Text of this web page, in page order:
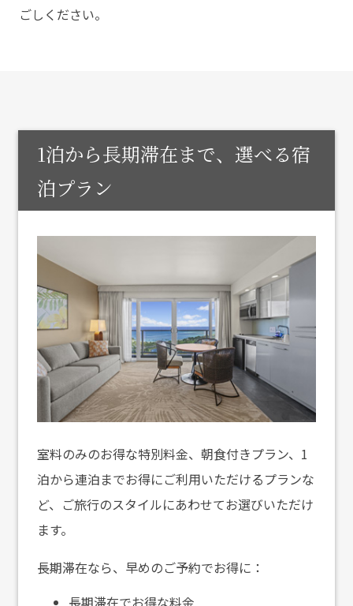
ごしください。
1泊から長期滞在まで、選べる宿
泊プラン
室料のみのお得な特別料金、朝食付きプラン、1
泊から連泊までお得にご利用いただけるプランな
ど、ご旅行のスタイルにあわせてお選びいただけ
ます。
長期滞在なら、早めのご予約でお得に：
長期滞在でお得な料金